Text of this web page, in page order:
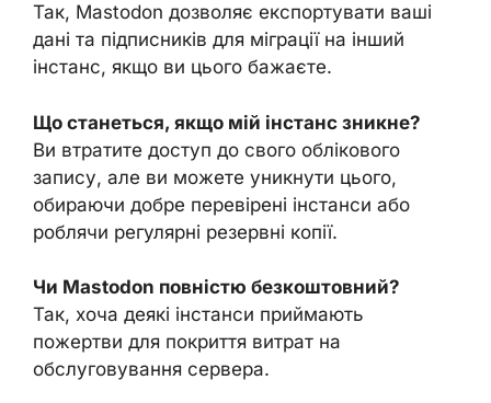
Так, Mastodon дозволяє експортувати ваші
дані та підписників для міграції на інший
інстанс, якщо ви цього бажаєте.
Що станеться, якщо мій інстанс зникне?
Ви втратите доступ до свого облікового
запису, але ви можете уникнути цього,
обираючи добре перевірені інстанси або
роблячи регулярні резервні копії.
Чи Mastodon повністю безкоштовний?
Так, хоча деякі інстанси приймають
пожертви для покриття витрат на
обслуговування сервера.